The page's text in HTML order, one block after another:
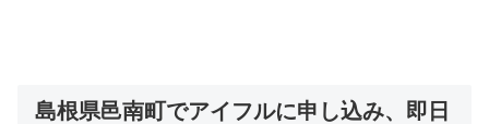
島根県邑南町でアイフルに申し込み、即日